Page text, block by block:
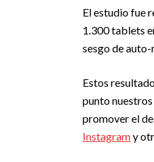
El estudio fue
1.300 tablets
sesgo de
Estos
punto nuestros
promover el
Instagramy